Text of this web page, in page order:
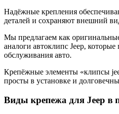
Надёжные крепления
деталей и сохраняют внешний
Мы предлагаем как
аналоги автоклипс Jeep, которые
обслуживания авто.
Крепёжные элементы «клипсы
просты в установке и
Виды крепежа для Jeep в